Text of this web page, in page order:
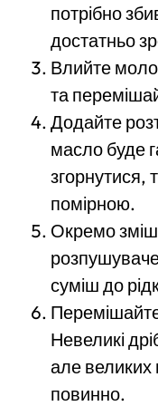
потрібно
достатньо
Влийте
та
Додайте
масло буде
згорнутися,
помірною.
Окремо
суміш до
Перемішайте
Невеликі
але великих
повинно.